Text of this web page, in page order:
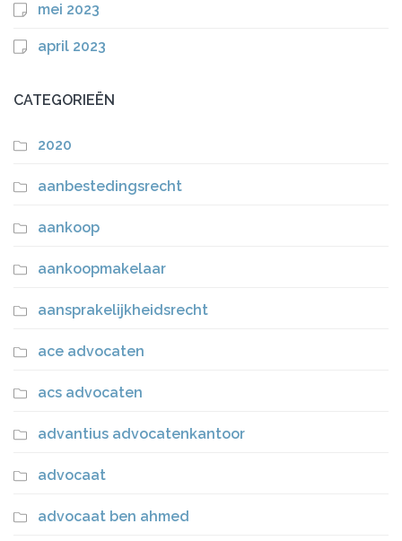
mei 2023
april 2023
CATEGORIEËN
2020
aanbestedingsrecht
aankoop
aankoopmakelaar
aansprakelijkheidsrecht
ace advocaten
acs advocaten
advantius advocatenkantoor
advocaat
advocaat ben ahmed